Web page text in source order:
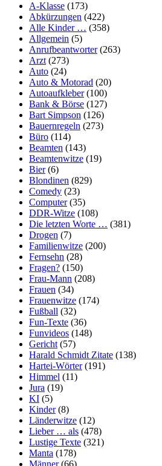
A-Klasse (173)
Abkürzungen (422)
Alle Kinder … (358)
Allgemein (5)
Anrufbeantworter(263)
Arzt(273)
Auto (24)
Auto & Motorad (20)
Autoaufkleber(100)
Bank & Börse (127)
Bart Simpson (126)
Bauernregeln (273)
Büro (114)
Beamten (143)
Beamtenwitze (19)
Bier(6)
Blondinen (829)
Comedy (23)
Computer(35)
DDR-Witze (108)
Die letzten Worte … (381)
Drogen (7)
Familienwitze (200)
Fernsehn (28)
Fragen? (150)
Frau-Mann (208)
Frauen (34)
Frauenwitze (174)
Fußball (32)
Fun-Texte (36)
Funvideos (148)
Gericht(57)
Harald Schmidt Zitate (138)
Hartei-Wörter(191)
Himmel (11)
Jura (19)
KI (5)
Kinder(8)
Länderwitze (12)
Lieber … als (478)
Lustige Texte (321)
Manta (178)